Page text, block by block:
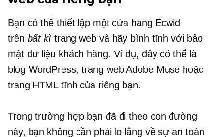
Bạn có thể thiết lập một cửa hàng Ecwid
trên bất kì trang web và hãy bình tĩnh với bảo
mật dữ liệu khách hàng. Ví dụ, đây có thể là
blog WordPress, trang web Adobe Muse hoặc
trang HTML tĩnh của riêng bạn.
Trong trường hợp bạn đã đi theo con đường
này, bạn không cần phải lo lắng về sự an toàn